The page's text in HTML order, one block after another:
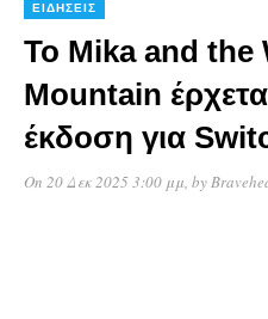
ΕΙΔΉΣΕΙΣ
Το Mika and the
Mountain
έκδοση για
On 20 Δεκ 2025 3:00 μμ, by